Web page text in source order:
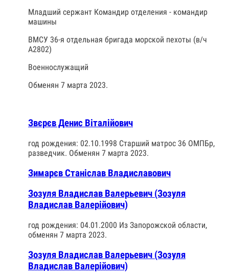
Младший сержант Командир отделения - командир
машины
ВМСУ 36-я отдельная бригада морской пехоты (в/ч
А2802)
Военнослужащий
Обменян 7 марта 2023.
Звєрєв Денис Віталійович
год рождения: 02.10.1998 Старший матрос 36 ОМПБр,
разведчик. Обменян 7 марта 2023.
Зимарєв Станіслав Владиславович
Зозуля Владислав Валерьевич (Зозуля
Владислав Валерійович)
год рождения: 04.01.2000 Из Запорожской области,
обменян 7 марта 2023.
Зозуля Владислав Валерьевич (Зозуля
Владислав Валерійович)